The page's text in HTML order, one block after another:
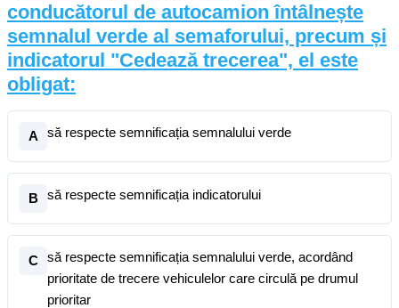
conducătorul de autocamion întâlnește
semnalul verde al semaforului, precum și
indicatorul "Cedează trecerea", el este
obligat:
A să respecte semnificația semnalului verde
B să respecte semnificația indicatorului
C
să respecte semnificația semnalului verde, acordând
prioritate de trecere vehiculelor care circulă pe drumul
prioritar